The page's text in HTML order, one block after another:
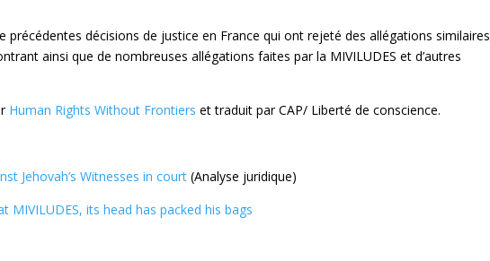
précédentes décisions de justice en France qui ont rejeté des allégations similaires
ainsi que de nombreuses allégations faites par la MIVILUDES et d’autres
Human Rights Without Frontiers et traduit par CAP/ Liberté de conscience.
Jehovah’s Witnesses in court (Analyse juridique)
MIVILUDES, its head has packed his bags